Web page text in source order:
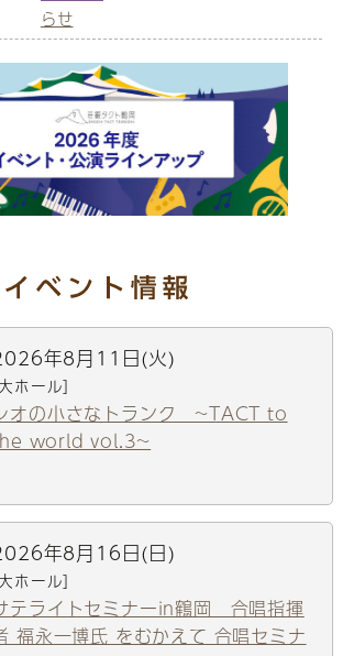
らせ
年8月11日(火)
ホール]
オの小さなトランク ~TACT to
world vol.3~
年8月16日(日)
ホール]
テライトセミナーin鶴岡 合唱指揮
福永一博氏 をむかえて 合唱セミナ